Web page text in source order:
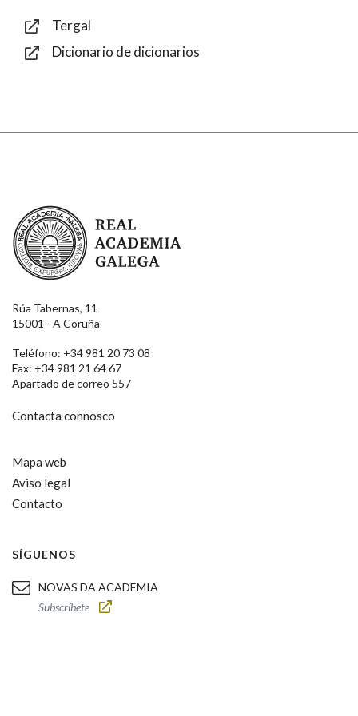
Texto de verificación
Tergal
Dicionario de dicionarios
Real Academia Galega
Rúa Tabernas, 11
15001 - A Coruña
Teléfono: +34 981 20 73 08
Fax: +34 981 21 64 67
Apartado de correo 557
Contacta connosco
Mapa web
Aviso legal
Contacto
SÍGUENOS
NOVAS DA ACADEMIA
Subscríbete